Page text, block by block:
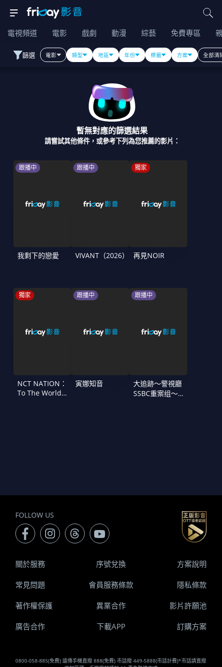
電視頻道 電影 戲劇 動漫 綜藝 免費專區
篩選 電影 類型 地區 年份 標籤 方案 全部清
暫無對應的篩選結果
請嘗試其他條件，或參考下列為您推薦的影片：
跟播中
我剩下的戀愛
跟播中
VIVANT（2026）
獨家
再見NOIR
獨家
NCT NATION：
To The World
跟播中
寅娜知音
跟播中
大追跡〜警視廳
SSBC重案组〜
FOLLOW US
0800-058-885(免費) 遠傳手機直撥 888(免費) 市話撥 449-5888(市話計費)*市話請直撥
關於服務 序號兌換 方案說明
常見問題 會員服務條款 隱私條款
著作權保護 異業合作 影片許願池
廣告合作 下載APP 訂購方案